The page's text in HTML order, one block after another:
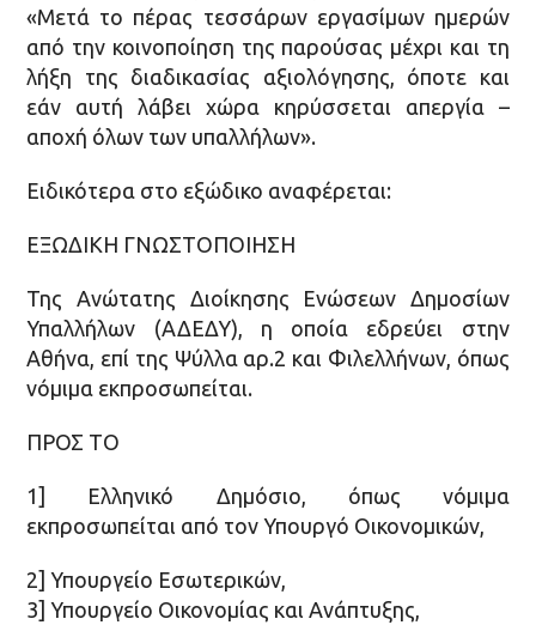
«Μετά το πέρας τεσσάρων εργασίμων ημερών
από την κοινοποίηση της παρούσας μέχρι και τη
λήξη της διαδικασίας αξιολόγησης, όποτε και
εάν αυτή λάβει χώρα κηρύσσεται απεργία –
αποχή όλων των υπαλλήλων».
Ειδικότερα στο εξώδικο αναφέρεται:
ΕΞΩΔΙΚΗ ΓΝΩΣΤΟΠΟΙΗΣΗ
Της Ανώτατης Διοίκησης Ενώσεων Δημοσίων
Υπαλλήλων (ΑΔΕΔΥ), η οποία εδρεύει στην
Αθήνα, επί της Ψύλλα αρ.2 και Φιλελλήνων, όπως
νόμιμα εκπροσωπείται.
ΠΡΟΣ ΤΟ
1] Ελληνικό Δημόσιο, όπως νόμιμα
εκπροσωπείται από τον Υπουργό Οικονομικών,
2] Υπουργείο Εσωτερικών,
3] Υπουργείο Οικονομίας και Ανάπτυξης,